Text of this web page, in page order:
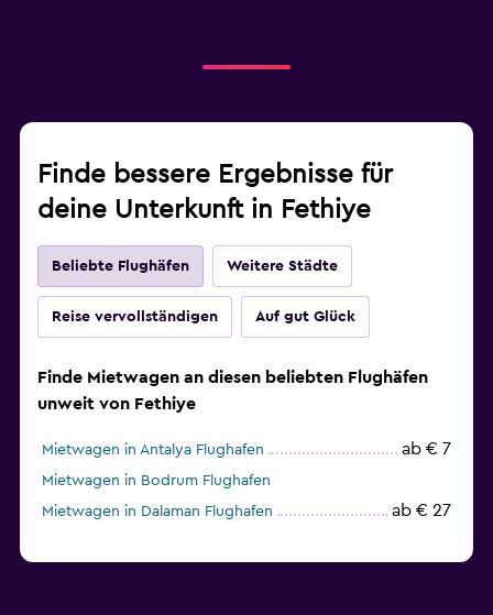
Finde bessere Ergebnisse für
deine Unterkunft in Fethiye
Beliebte Flughäfen Weitere Städte
Reise vervollständigen Auf gut Glück
Finde Mietwagen an diesen beliebten Flughäfen
unweit von Fethiye
Mietwagen in Antalya Flughafen ab € 7
Mietwagen in Bodrum Flughafen
Mietwagen in Dalaman Flughafen
ab € 27